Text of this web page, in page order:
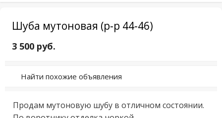
Шуба мутоновая (р-р 44-46)
3 500 руб.
Найти похожие объявления
Продам мутоновую шубу в отличном состоянии.